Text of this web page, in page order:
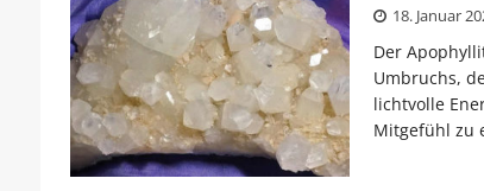
18. Januar
Der
Umbruchs,
lichtvolle
Mitgefühl zu